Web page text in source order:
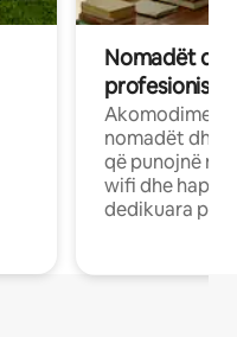
Nomadët
Akomodime
nomadët dhe
që punojnë në
wifi dhe
dedikuara